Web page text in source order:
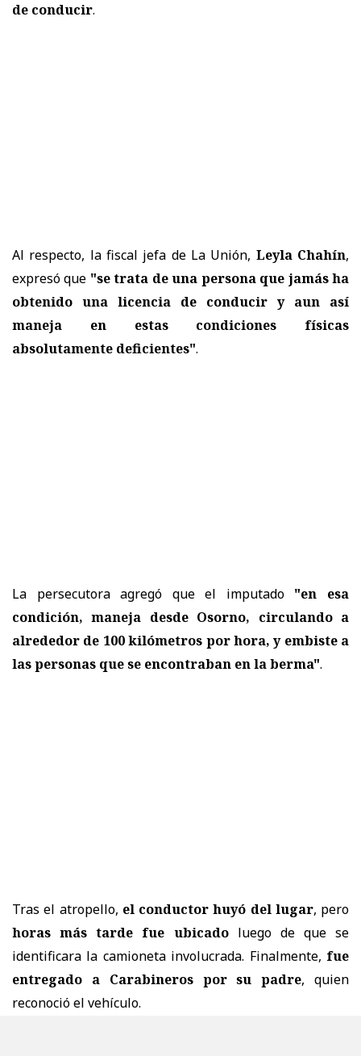
de conducir.
Al respecto, la fiscal jefa de La Unión, Leyla Chahín,
expresó que "se trata de una persona que jamás ha
obtenido una licencia de conducir y aun así
maneja en estas condiciones físicas
absolutamente deficientes".
La persecutora agregó que el imputado "en esa
condición, maneja desde Osorno, circulando a
alrededor de 100 kilómetros por hora, y embiste a
las personas que se encontraban en la berma".
Tras el atropello, el conductor huyó del lugar, pero
horas más tarde fue ubicadoluego de que se
identificara la camioneta involucrada. Finalmente, fue
entregado a Carabineros por su padre, quien
reconoció el vehículo.